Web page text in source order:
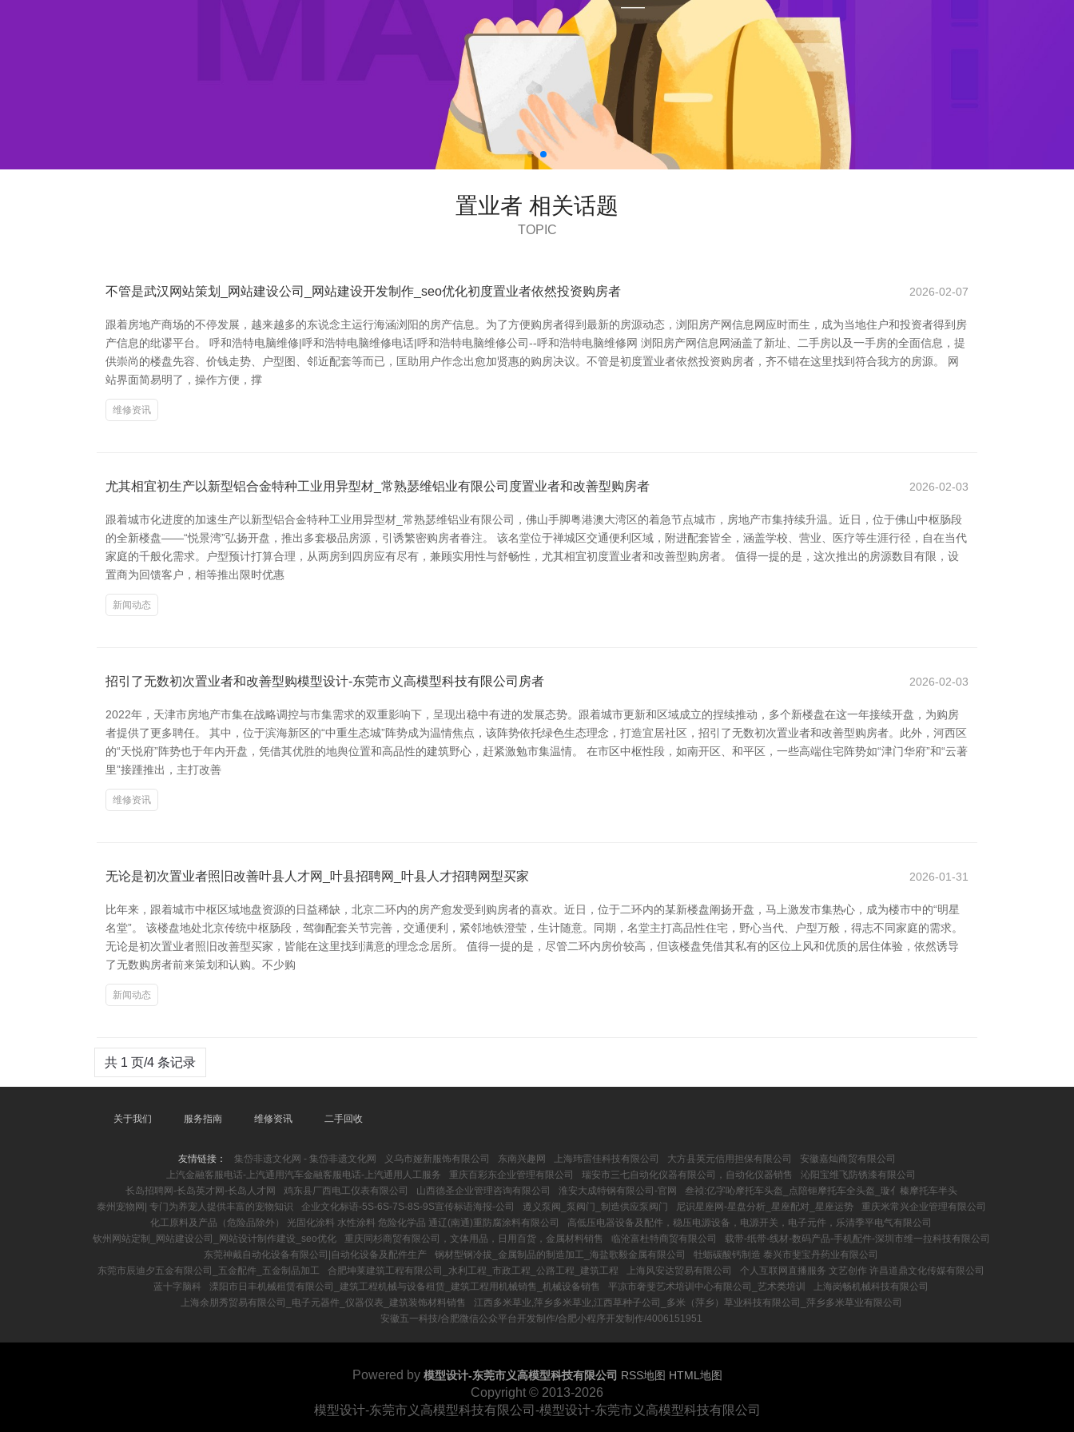
置业者 相关话题
TOPIC
不管是武汉网站策划_网站建设公司_网站建设开发制作_seo优化初度置业者依然投资购房者 2026-02-07
跟着房地产商场的不停发展，越来越多的东说念主运行海涵浏阳的房产信息。为了方便购房者得到最新的房源动态，浏阳房产网信息网应时而生，成为当地住户和投资者得到房
产信息的纰谬平台。 呼和浩特电脑维修|呼和浩特电脑维修电话|呼和浩特电脑维修公司--呼和浩特电脑维修网 浏阳房产网信息网涵盖了新址、二手房以及一手房的全面信息，提
供崇尚的楼盘先容、价钱走势、户型图、邻近配套等而已，匡助用户作念出愈加贤惠的购房决议。不管是初度置业者依然投资购房者，齐不错在这里找到符合我方的房源。 网
站界面简易明了，操作方便，撑
维修资讯
尤其相宜初生产以新型铝合金特种工业用异型材_常熟瑟维铝业有限公司度置业者和改善型购房者 2026-02-03
跟着城市化进度的加速生产以新型铝合金特种工业用异型材_常熟瑟维铝业有限公司，佛山手脚粤港澳大湾区的着急节点城市，房地产市集持续升温。近日，位于佛山中枢肠段
的全新楼盘——“悦景湾”弘扬开盘，推出多套极品房源，引诱繁密购房者眷注。 该名堂位于禅城区交通便利区域，附进配套皆全，涵盖学校、营业、医疗等生涯行径，自在当代
家庭的千般化需求。户型预计打算合理，从两房到四房应有尽有，兼顾实用性与舒畅性，尤其相宜初度置业者和改善型购房者。 值得一提的是，这次推出的房源数目有限，设
置商为回馈客户，相等推出限时优惠
新闻动态
招引了无数初次置业者和改善型购模型设计-东莞市义高模型科技有限公司房者 2026-02-03
2022年，天津市房地产市集在战略调控与市集需求的双重影响下，呈现出稳中有进的发展态势。跟着城市更新和区域成立的捏续推动，多个新楼盘在这一年接续开盘，为购房
者提供了更多聘任。 其中，位于滨海新区的“中重生态城”阵势成为温情焦点，该阵势依托绿色生态理念，打造宜居社区，招引了无数初次置业者和改善型购房者。此外，河西区
的“天悦府”阵势也于年内开盘，凭借其优胜的地舆位置和高品性的建筑野心，赶紧激勉市集温情。 在市区中枢性段，如南开区、和平区，一些高端住宅阵势如“津门华府”和“云著
里”接踵推出，主打改善
维修资讯
无论是初次置业者照旧改善叶县人才网_叶县招聘网_叶县人才招聘网型买家 2026-01-31
比年来，跟着城市中枢区域地盘资源的日益稀缺，北京二环内的房产愈发受到购房者的喜欢。近日，位于二环内的某新楼盘阐扬开盘，马上激发市集热心，成为楼市中的“明星
名堂”。 该楼盘地处北京传统中枢肠段，驾御配套关节完善，交通便利，紧邻地铁澄莹，生计随意。同期，名堂主打高品性住宅，野心当代、户型万般，得志不同家庭的需求。
无论是初次置业者照旧改善型买家，皆能在这里找到满意的理念念居所。 值得一提的是，尽管二环内房价较高，但该楼盘凭借其私有的区位上风和优质的居住体验，依然诱导
了无数购房者前来策划和认购。不少购
新闻动态
共 1 页/4 条记录
关于我们 服务指南 维修资讯 二手回收
友情链接： 集岱非遗文化网 - 集岱非遗文化网 义乌市娅新服饰有限公司 东南兴趣网 上海玮雷佳科技有限公司 大方县英元信用担保有限公司
安徽嘉灿商贸有限公司
上汽金融客服电话-上汽通用汽车金融客服电话-上汽通用人工服务
重庆百彩东企业管理有限公司 瑞安市三七自动化仪器有限公司，自动化仪器销售
沁阳宝维飞防锈漆有限公司
长岛招聘网-长岛英才网-长岛人才网
鸡东县厂西电工仪表有限公司 山西德圣企业管理咨询有限公司 淮安大成特钢有限公司-官网
叁祯:亿字吣摩托车头盔_点陪钷摩托车全头盔_璇亻榛摩托车半头
泰州宠物网| 专门为养宠人提供丰富的宠物知识
企业文化标语-5S-6S-7S-8S-9S宣传标语海报-公司 遵义泵阀_泵阀门_制造供应泵阀门 尼识星座网-星盘分析_星座配对_星座运势
重庆米常兴企业管理有限公司
化工原料及产品（危险品除外） 光固化涂料 水性涂料 危险化学品 通辽(南通)重防腐涂料有限公司
高低压电器设备及配件，稳压电源设备，电源开关，电子元件，乐清季平电气有限公司
钦州网站定制_网站建设公司_网站设计制作建设_seo优化
重庆同杉商贸有限公司，文体用品，日用百货，金属材料销售 临沧富杜特商贸有限公司
载带-纸带-线材-数码产品-手机配件-深圳市维一拉科技有限公司
东莞神戴自动化设备有限公司|自动化设备及配件生产
钢材型钢冷拔_金属制品的制造加工_海盐歌毅金属有限公司
牡蛎碳酸钙制造 泰兴市斐宝丹药业有限公司
东莞市辰迪夕五金有限公司_五金配件_五金制品加工
合肥坤莱建筑工程有限公司_水利工程_市政工程_公路工程_建筑工程 上海风安达贸易有限公司
个人互联网直播服务 文艺创作 许昌道鼎文化传媒有限公司
蓝十字脑科
溧阳市日丰机械租赁有限公司_建筑工程机械与设备租赁_建筑工程用机械销售_机械设备销售 平凉市奢斐艺术培训中心有限公司_艺术类培训
上海岗畅机械科技有限公司
上海余朋秀贸易有限公司_电子元器件_仪器仪表_建筑装饰材料销售
江西多米草业,萍乡多米草业,江西草种子公司_多米（萍乡）草业科技有限公司_萍乡多米草业有限公司
安徽五一科技/合肥微信公众平台开发制作/合肥小程序开发制作/4006151951
Powered by 模型设计-东莞市义高模型科技有限公司 RSS地图 HTML地图
Copyright © 2013-2026
模型设计-东莞市义高模型科技有限公司-模型设计-东莞市义高模型科技有限公司